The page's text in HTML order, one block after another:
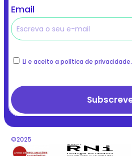
Email
Li e aceito a política de privacidade.
©2025